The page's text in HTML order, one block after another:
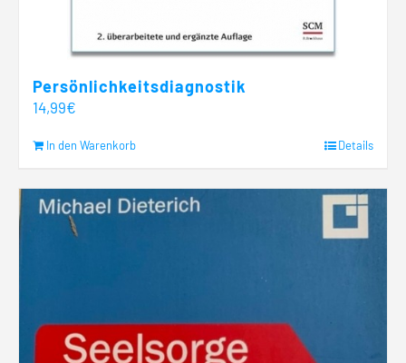
Persönlichkeitsdiagnostik
14,99€
In den Warenkorb Details